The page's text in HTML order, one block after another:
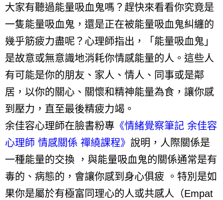
大家有聽過能量吸血鬼嗎？趕快來看看你究竟是
一隻能量吸血鬼，還是正在被能量吸血鬼糾纏的
幾乎筋疲力盡呢？心理師指出，「能量吸血鬼」
是故意或無意識地消耗你情感能量的人。這些人
有可能是你的朋友、家人、情人、同事或是鄰
居，以你的關心、關懷和精神能量為食，讓你感
到壓力，直至最後精疲力竭。
余佳容心理師在臉書粉專 《情緒覺察筆記 余佳容
心理師 情感關係 禪繞課程》 說明，人際關係是
一種能量的交換 ，與能量吸血鬼的關係通常是有
毒的、病態的，會讓你感到身心俱疲 。特別是如
果你是屬於有極富同理心的人或共感人（Empat